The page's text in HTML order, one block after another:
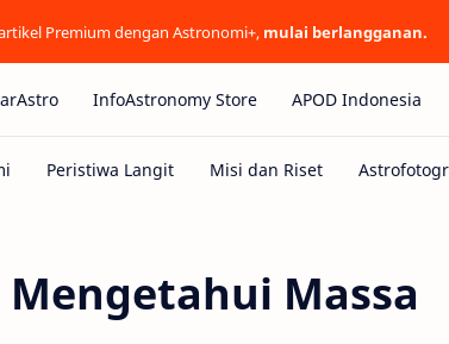
Premium dengan Astronomi+, mulai berlangganan.
InfoAstronomy Store APOD Indonesia
Massa